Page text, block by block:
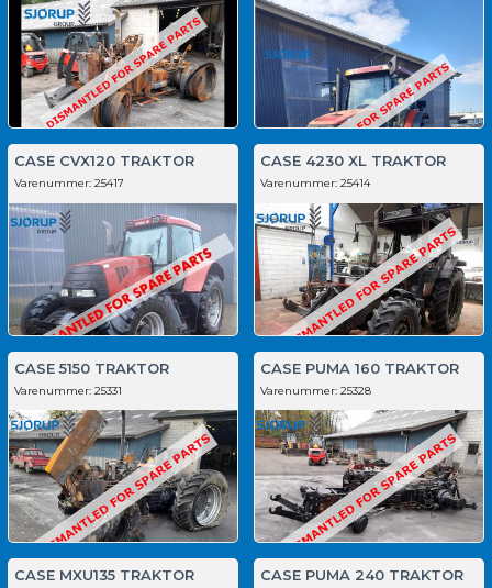
CASE CVX120 TRAKTOR
Varenummer: 25417
CASE 4230 XL TRAKTOR
Varenummer: 25414
CASE 5150 TRAKTOR
Varenummer: 25331
CASE PUMA 160 TRAKTOR
Varenummer: 25328
CASE MXU135 TRAKTOR CASE PUMA 240 TRAKTOR